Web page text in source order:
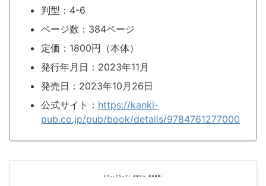
判型：4-6
ページ数：384ページ
定価：1800円（本体）
発行年月日：2023年11月
発売日：2023年10月26日
公式サイト： https://kanki-
pub.co.jp/pub/book/details/9784761277000